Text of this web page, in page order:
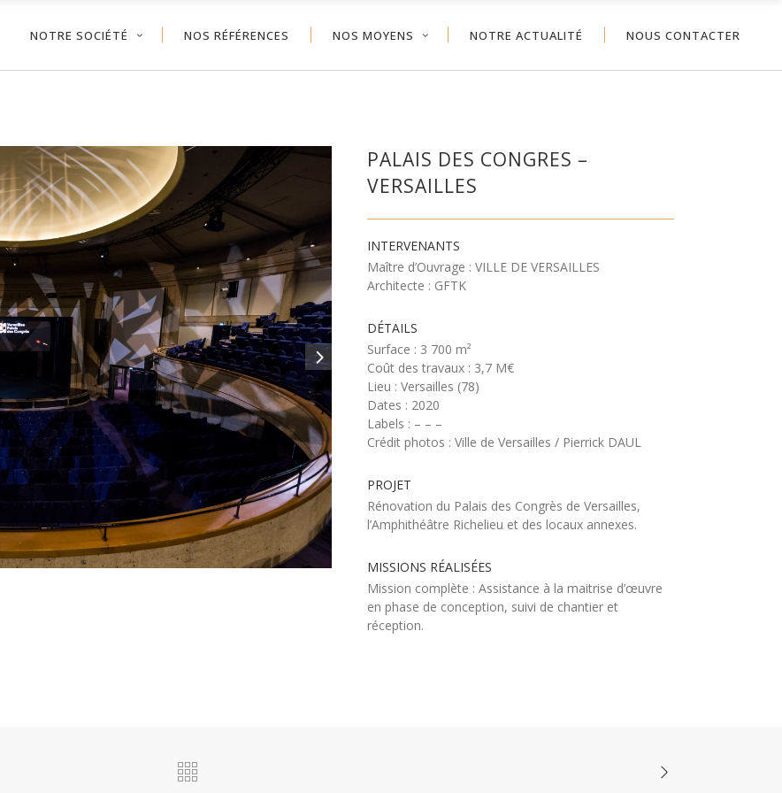
NOTRE SOCIÉTÉ NOS RÉFÉRENCES NOS MOYENS NOTRE ACTUALITÉ NOUS CONTACTER
PALAIS DES CONGRES –
VERSAILLES
INTERVENANTS
Maître d’Ouvrage : VILLE DE VERSAILLES
Architecte : GFTK
DÉTAILS
Surface : 3 700 m²
Coût des travaux : 3,7 M€
Lieu : Versailles (78)
Dates : 2020
Labels : – – –
Crédit photos : Ville de Versailles / Pierrick DAUL
PROJET
Rénovation du Palais des Congrès de Versailles,
l’Amphithéâtre Richelieu et des locaux annexes.
MISSIONS RÉALISÉES
Mission complète : Assistance à la maitrise d’œuvre
en phase de conception, suivi de chantier et
réception.